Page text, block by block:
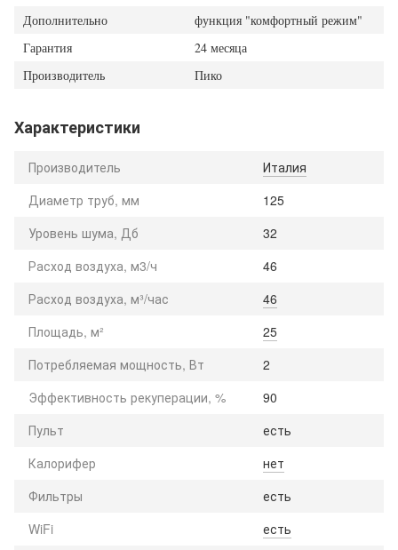
Дополнительно
функция "комфортный режим"
Гарантия
24 месяца
Производитель
Пико
Характеристики
Производитель
Италия
Диаметр труб, мм
125
Уровень шума, Дб
32
Расход воздуха, м3/ч
46
Расход воздуха, м³/час
46
Площадь, м²
25
Потребляемая мощность, Вт
2
Эффективность рекуперации, %
90
Пульт
есть
Калорифер
нет
Фильтры
есть
WiFi
есть